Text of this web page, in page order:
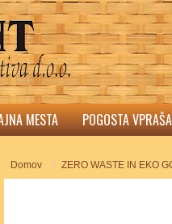
MESTA POGOSTA
Domov ZERO WASTE IN EKO